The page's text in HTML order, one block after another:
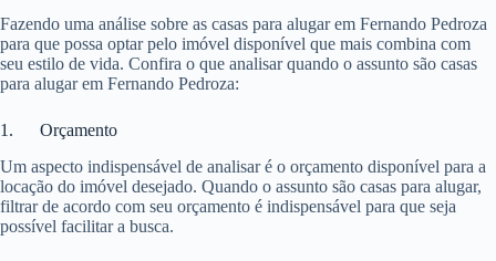
Fazendo uma análise sobre as casas para alugar em Fernando Pedroza
para que possa optar pelo imóvel disponível que mais combina com
seu estilo de vida. Confira o que analisar quando o assunto são casas
para alugar em Fernando Pedroza:
1. Orçamento
Um aspecto indispensável de analisar é o orçamento disponível para a
locação do imóvel desejado. Quando o assunto são casas para alugar,
filtrar de acordo com seu orçamento é indispensável para que seja
possível facilitar a busca.